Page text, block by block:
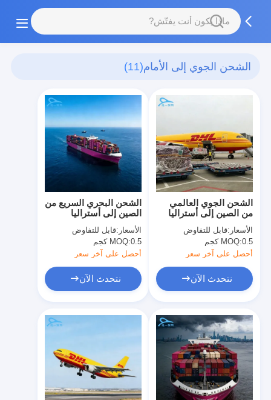
الشحن الجوي إلى الأمام(11)
الشحن البحري السريع من
الصين إلى أستراليا
الأسعار:قابل للتفاوض
MOQ:0.5 كجم
أحصل على آخر سعر
نتحدث الآن
الشحن الجوي العالمي
من الصين إلى أستراليا
حلول الشحن الدولي
الأسعار:قابل للتفاوض
MOQ:0.5 كجم
أحصل على آخر سعر
نتحدث الآن